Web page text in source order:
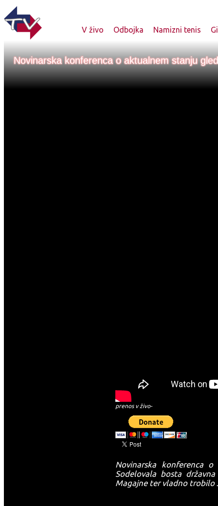
V živo Odbojka Namizni tenis
Novinarska konferenca o aktualnem stanju
prenos v živo-
Novinarska konferenca
Sodelovala bosta
Magajne ter vladno trobilo